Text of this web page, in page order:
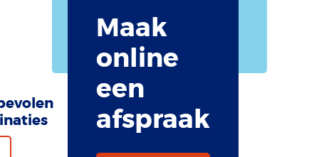
maatregelen
aanbevolen.
Maak
online
een
afspraak